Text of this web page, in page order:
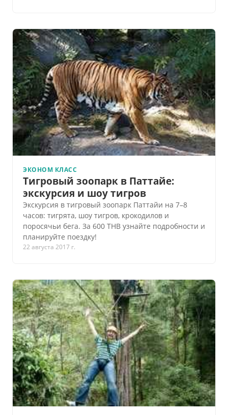
ЭКОНОМ КЛАСС
Тигровый зоопарк в Паттайе:
экскурсия и шоу тигров
Экскурсия в тигровый зоопарк Паттайи на 7–8
часов: тигрята, шоу тигров, крокодилов и
поросячьи бега. За 600 THB узнайте подробности и
планируйте поездку!
22 августа 2017 г.